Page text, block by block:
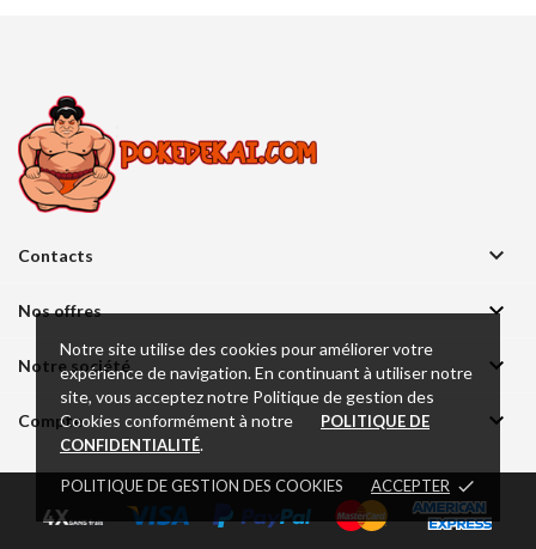
Notre site utilise des cookies pour améliorer votre
expérience de navigation. En continuant à utiliser notre
site, vous acceptez notre Politique de gestion des
Cookies conformément à notre
POLITIQUE DE
CONFIDENTIALITÉ.
POLITIQUE DE GESTION DES COOKIES ACCEPTER done
Contacts 
Nos offres 
Notre société 
Compte 